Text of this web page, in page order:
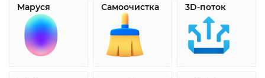
Маруся Самоочистка 3D-поток